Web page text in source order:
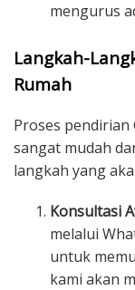
mengurus
Langkah-
Rumah
Proses pendirian
sangat mudah
langkah yang
Konsultasi
melalui
untuk
kami akan